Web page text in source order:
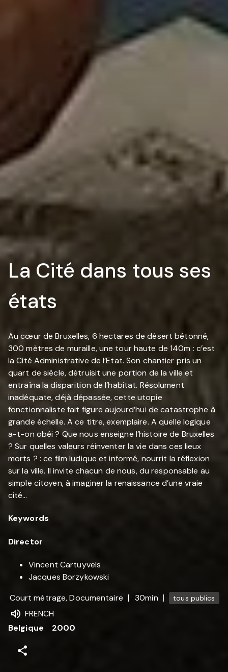
La Cité dans tous ses
états
Au cœur de Bruxelles, 6 hectares de désert bétonné,
300 mètres de muraille, une tour haute de 140m : c’est
la Cité Administrative de l’Etat. Son chantier pris un
quart de siècle, détruisit une portion de la ville et
entraîna la disparition de l’habitat. Résolument
inadéquate, déjà dépassée, cette utopie
fonctionnaliste fait figure aujourd’hui de catastrophe à
grande échelle. A ce titre, exemplaire. A quelle logique
a-t-on obéi ? Que nous enseigne l’histoire de Bruxelles
? Sur quelles valeurs réinventer la vie dans ces lieux
morts ? : ce film ludique et informé, nourrit la réflexion
sur la ville. Il invite chacun de nous, du responsable au
simple citoyen, à imaginer la renaissance d’une vraie
cité…
Keywords
Director
Vincent Cartuyvels
Jacques Borzykowski
Court métrage, Documentaire
30min tous publics
FRENCH
Belgique
2000